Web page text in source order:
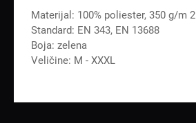
Materijal: 100% poliester, 350 g/m 2
Standard: EN 343, EN 13688
Boja: zelena
Veličine: M - XXXL